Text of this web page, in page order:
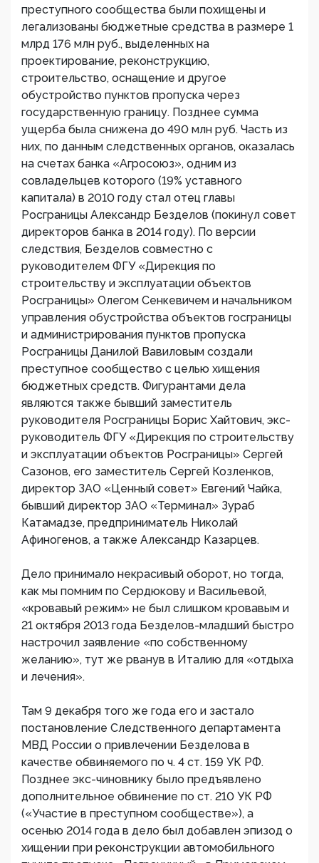
преступного сообщества были похищены и
легализованы бюджетные средства в размере 1
млрд 176 млн руб., выделенных на
проектирование, реконструкцию,
строительство, оснащение и другое
обустройство пунктов пропуска через
государственную границу. Позднее сумма
ущерба была снижена до 490 млн руб. Часть из
них, по данным следственных органов, оказалась
на счетах банка «Агросоюз», одним из
совладельцев которого (19% уставного
капитала) в 2010 году стал отец главы
Росграницы Александр Безделов (покинул совет
директоров банка в 2014 году). По версии
следствия, Безделов совместно с
руководителем ФГУ «Дирекция по
строительству и эксплуатации объектов
Росграницы» Олегом Сенкевичем и начальником
управления обустройства объектов госграницы
и администрирования пунктов пропуска
Росграницы Данилой Вавиловым создали
преступное сообщество с целью хищения
бюджетных средств. Фигурантами дела
являются также бывший заместитель
руководителя Росграницы Борис Хайтович, экс-
руководитель ФГУ «Дирекция по строительству
и эксплуатации объектов Росграницы» Сергей
Сазонов, его заместитель Сергей Козленков,
директор ЗАО «Ценный совет» Евгений Чайка,
бывший директор ЗАО «Терминал» Зураб
Катамадзе, предприниматель Николай
Афиногенов, а также Александр Казарцев.
Дело принимало некрасивый оборот, но тогда,
как мы помним по Сердюкову и Васильевой,
«кровавый режим» не был слишком кровавым и
21 октября 2013 года Безделов-младший быстро
настрочил заявление «по собственному
желанию», тут же рванув в Италию для «отдыха
и лечения».
Там 9 декабря того же года его и застало
постановление Следственного департамента
МВД России о привлечении Безделова в
качестве обвиняемого по ч. 4 ст. 159 УК РФ.
Позднее экс-чиновнику было предъявлено
дополнительное обвинение по ст. 210 УК РФ
(«Участие в преступном сообществе»), а
осенью 2014 года в дело был добавлен эпизод о
хищении при реконструкции автомобильного